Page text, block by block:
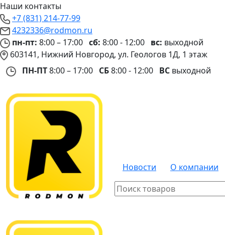
Наши контакты
+7 (831) 214-77-99
4232336@rodmon.ru
пн-пт: 8:00 – 17:00 сб: 8:00 - 12:00 вс: выходной
603141, Нижний Новгород, ул. Геологов 1Д, 1 этаж
ПН-ПТ8:00 – 17:00 СБ8:00 - 12:00 ВС выходной
Новости О компании